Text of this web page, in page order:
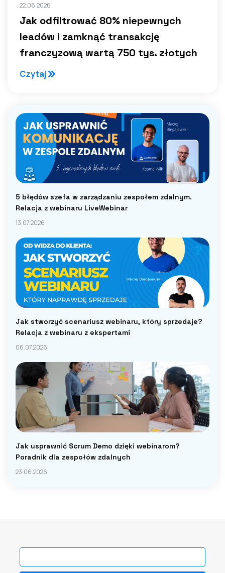
22.06.2026
Jak odfiltrować 80% niepewnych
leadów i zamknąć transakcję
franczyzową wartą 750 tys. złotych
Czytaj
5 błędów szefa w zarządzaniu zespołem zdalnym.
Relacja z webinaru LiveWebinar
13.07.2026
Jak stworzyć scenariusz webinaru, który sprzedaje?
Relacja z webinaru z ekspertami
06.07.2026
Jak usprawnić Scrum Demo dzięki webinarom?
Poradnik dla zespołów zdalnych
23.06.2026